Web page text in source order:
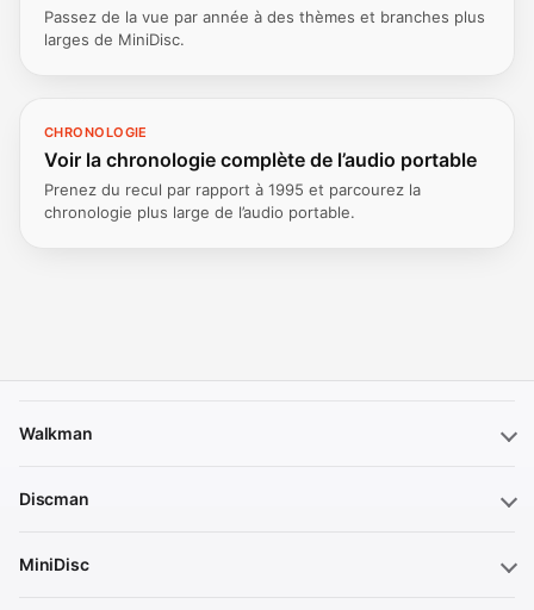
Passez de la vue par année à des thèmes et branches plus
larges de MiniDisc.
CHRONOLOGIE
Voir la chronologie complète de l’audio portable
Prenez du recul par rapport à 1995 et parcourez la
chronologie plus large de l’audio portable.
Walkman
Discman
MiniDisc